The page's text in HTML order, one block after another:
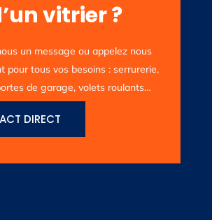
vitrier ?
un message ou appelez nous
pour tous vos besoins : serrurerie,
de garage, volets roulants…
DIRECT